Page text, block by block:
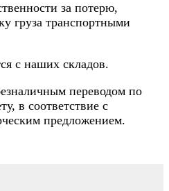
за потерю,
груза транспортными
с наших складов.
переводом по
в соответствие с
предложением.